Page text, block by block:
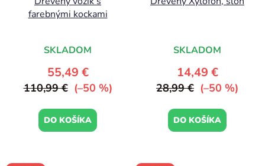
farebnými kockami
SKLADOM
55,49 €
110,99 € (–50 %)
DO KOŠÍKA
SKLADOM
14,49 €
28,99 € (–50 %)
DO KOŠÍKA